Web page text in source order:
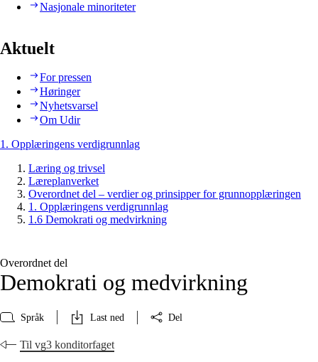
Nasjonale minoriteter
Aktuelt
For pressen
Høringer
Nyhetsvarsel
Om Udir
1. Opplæringens verdigrunnlag
Læring og trivsel
Læreplanverket
Overordnet del – verdier og prinsipper for grunnopplæringen
1. Opplæringens verdigrunnlag
1.6 Demokrati og medvirkning
Overordnet del
Demokrati og medvirkning
Språk Last ned Del
Til vg3 konditorfaget